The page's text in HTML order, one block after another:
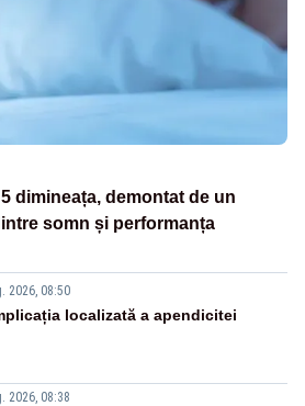
dimineața, demontat de un
somn și performanța
2026, 08:50
localizată a apendicitei
2026, 08:38